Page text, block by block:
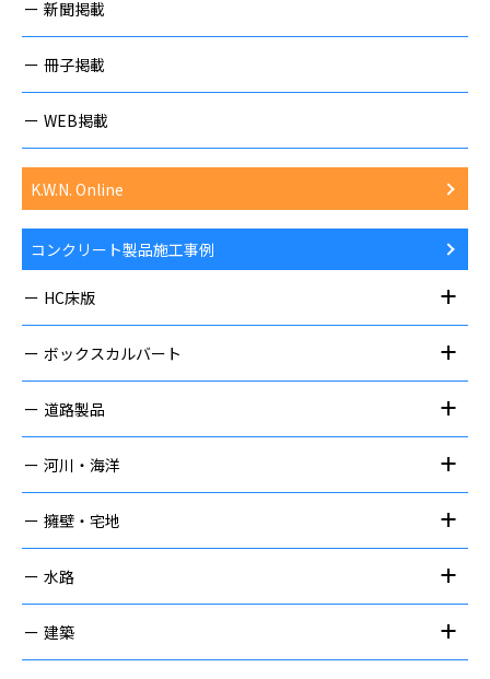
新聞掲載
冊子掲載
WEB掲載
K.W.N. Online
コンクリート製品施工事例
HC床版
ボックスカルバート
道路製品
河川・海洋
擁壁・宅地
水路
建築